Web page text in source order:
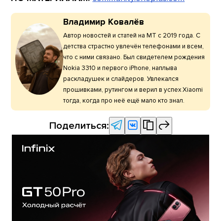
Владимир Ковалёв
Автор новостей и статей на МТ с 2019 года. С
детства страстно увлечён телефонами и всем,
что с ними связано. Был свидетелем рождения
Nokia 3310 и первого iPhone, наплыва
раскладушек и слайдеров. Увлекался
прошивками, рутингом и верил в успех Xiaomi
тогда, когда про неё ещё мало кто знал.
Поделиться: